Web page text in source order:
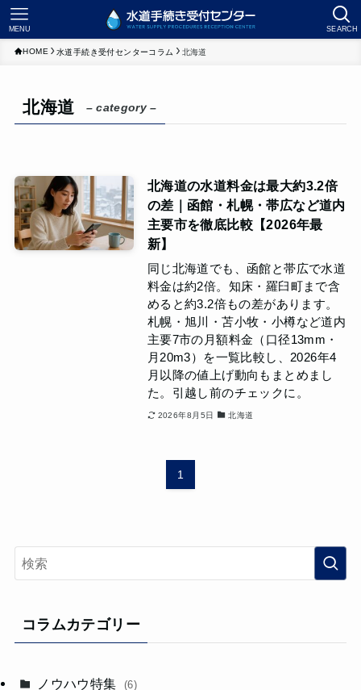
SEARCH
MENU
HOME 水道手続き受付センターコラム 北海道
北海道 – category –
北海道の水道料金は最大約3.2倍
の差｜函館・札幌・帯広など道内
主要市を徹底比較【2026年最
新】
同じ北海道でも、函館と帯広で水道
料金は約2倍。知床・羅臼町まで含
めると約3.2倍もの差があります。
札幌・旭川・苫小牧・小樽など道内
主要7市の月額料金（口径13mm・
月20m3）を一覧比較し、2026年4
月以降の値上げ動向もまとめまし
た。引越し前のチェックに。
2026年8月5日 北海道
1
コラムカテゴリー
ノウハウ特集 (6)